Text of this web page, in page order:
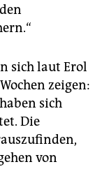
sich laut Erol
zeigen:
sich
Die
von